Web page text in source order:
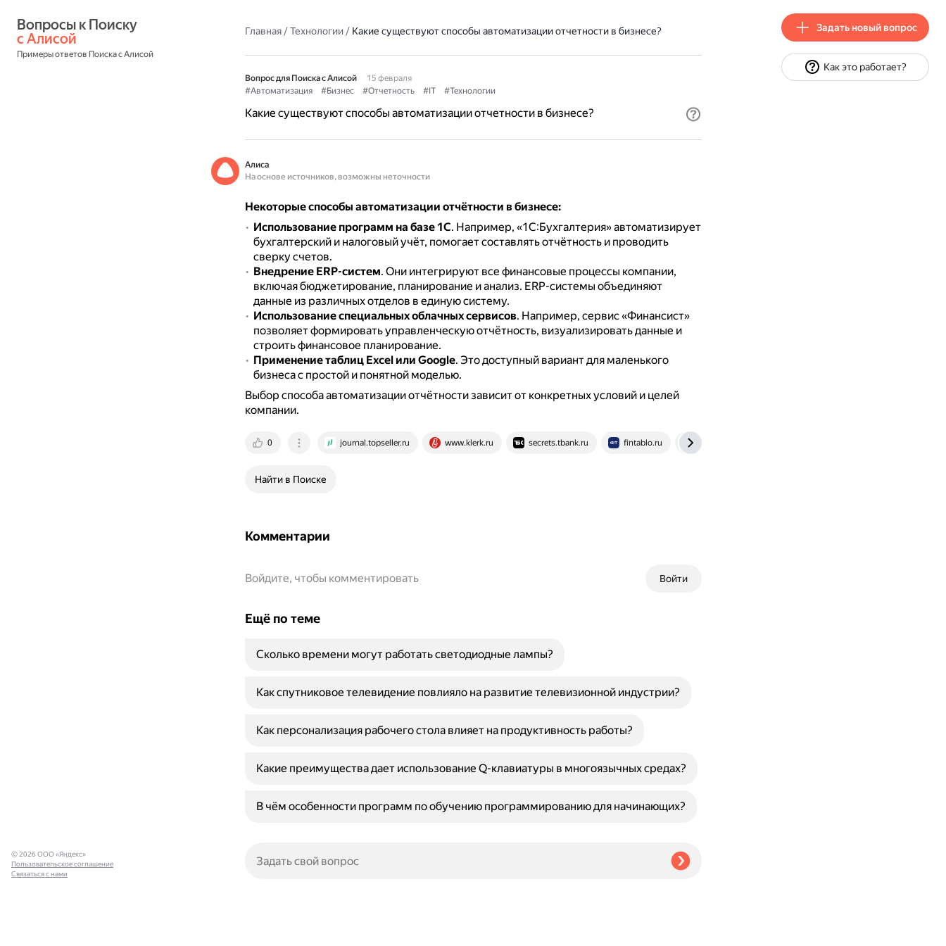
с Алисой
Примеры ответов Поиска с Алисой
Главная/Технологии/ Какие существуют способы автоматизации отчетности в бизнесе?
Вопрос для Поиска с Алисой
15 февраля
#Автоматизация
#Бизнес #Отчетность #IT #Технологии
Какие существуют способы автоматизации отчетности в бизнесе?
Алиса
На основе источников, возможны неточности
Некоторые способы автоматизации отчётности в бизнесе:
Использование программ на базе 1С. Например, «1С:Бухгалтерия» автоматизирует
бухгалтерский и налоговый учёт, помогает составлять отчётность и проводить
сверку счетов.
Внедрение ERP-систем. Они интегрируют все финансовые процессы компании,
включая бюджетирование, планирование и анализ. ERP-системы объединяют
данные из различных отделов в единую систему.
Использование специальных облачных сервисов. Например, сервис «Финансист»
позволяет формировать управленческую отчётность, визуализировать данные и
строить финансовое планирование.
Применение таблиц Excel или Google. Это доступный вариант для маленького
бизнеса с простой и понятной моделью.
Выбор способа автоматизации отчётности зависит от конкретных условий и целей
компании.
0 journal.topseller.ru www.klerk.ru secrets.tbank.ru fintablo.ru
Найти в Поиске
Комментарии
Войти
Войдите, чтобы комментировать
Ещё по теме
Сколько времени могут работать светодиодные лампы?
Как спутниковое телевидение повлияло на развитие телевизионной индустрии?
Как персонализация рабочего стола влияет на продуктивность работы?
Какие преимущества дает использование Q-клавиатуры в многоязычных средах?
В чём особенности программ по обучению программированию для начинающих?
© 2026 ООО «Яндекс»
Пользовательское соглашение
Связаться с нами
Задать новый вопрос
Как это работает?